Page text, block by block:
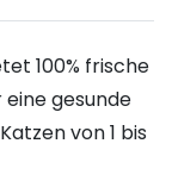
100% frische
eine gesunde
von 1 bis